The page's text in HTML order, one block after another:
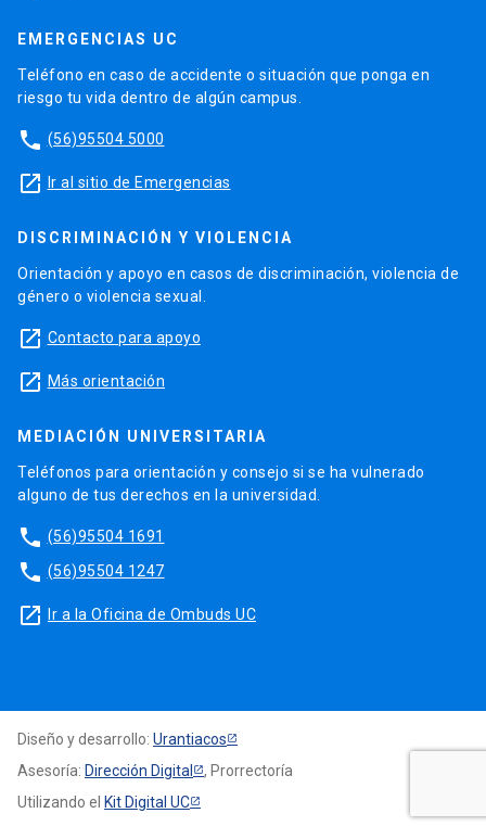
EMERGENCIAS UC
Teléfono en caso de accidente o situación que ponga en
riesgo tu vida dentro de algún campus.
phone (56)95504 5000
launch Ir al sitio de Emergencias
DISCRIMINACIÓN Y VIOLENCIA
Orientación y apoyo en casos de discriminación, violencia de
género o violencia sexual.
launch Contacto para apoyo
launch Más orientación
MEDIACIÓN UNIVERSITARIA
Teléfonos para orientación y consejo si se ha vulnerado
alguno de tus derechos en la universidad.
phone (56)95504 1691
phone (56)95504 1247
launch Ir a la Oficina de Ombuds UC
Diseño y desarrollo: Urantiacos
Asesoría: Dirección Digital
, Prorrectoría
Utilizando el Kit Digital UC